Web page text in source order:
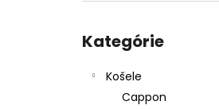
kategórie
Kategórie
Košele
Cappon
KOŠEĽA K062-A10